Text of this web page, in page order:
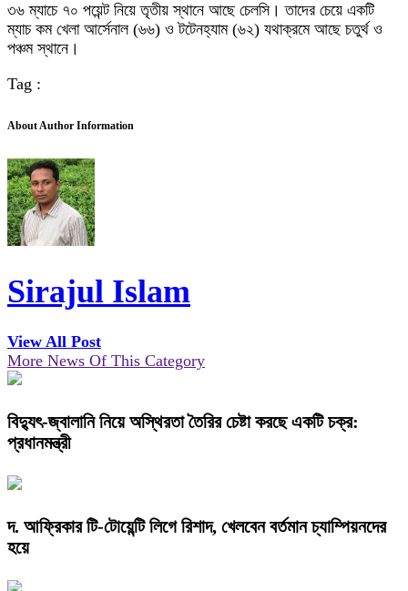
৩৬ ম্যাচে ৭০ পয়েন্ট নিয়ে তৃতীয় স্থানে আছে চেলসি। তাদের চেয়ে একটি
ম্যাচ কম খেলা আর্সেনাল (৬৬) ও টটেনহ্যাম (৬২) যথাক্রমে আছে চতুর্থ ও
পঞ্চম স্থানে।
Tag :
About Author Information
Sirajul Islam
View All Post
More News Of This Category
বিদ্যুৎ-জ্বালানি নিয়ে অস্থিরতা তৈরির চেষ্টা করছে একটি চক্র:
প্রধানমন্ত্রী
দ. আফ্রিকার টি-টোয়েন্টি লিগে রিশাদ, খেলবেন বর্তমান চ্যাম্পিয়নদের
হয়ে